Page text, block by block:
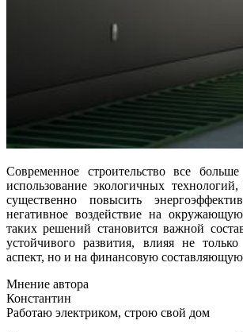
Современное строительство все больше ориентируется на
использование экологичных
существенно повысить
негативное воздействие на
таких решений становится важной
устойчивого развития, влияя не
аспект, но и на финансовую
Мнение автора
Константин
Работаю электриком, строю свой дом